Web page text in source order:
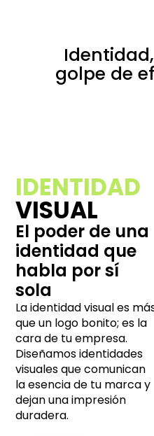
golpe de
IDENTIDAD
VISUAL
El poder de una
identidad que
habla por sí
sola
La identidad visual es
que un logo bonito; es la
cara de tu empresa.
Diseñamos identidades
visuales que comunican
la esencia de tu marca y
dejan una impresión
duradera.